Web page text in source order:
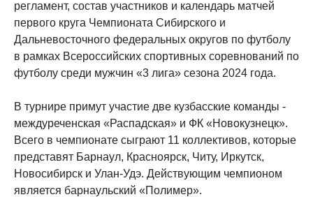
регламент, состав участников и календарь матчей
первого круга Чемпионата Сибирского и
Дальневосточного федеральных округов по футболу
в рамках Всероссийских спортивных соревнований по
футболу среди мужчин «3 лига» сезона 2024 года.
В турнире примут участие две кузбасские команды -
междуреченская «Распадская» и ФК «Новокузнецк».
Всего в чемпионате сыграют 11 коллективов, которые
представят Барнаул, Красноярск, Читу, Иркутск,
Новосибирск и Улан-Удэ. Действующим чемпионом
является барнаульский «Полимер».